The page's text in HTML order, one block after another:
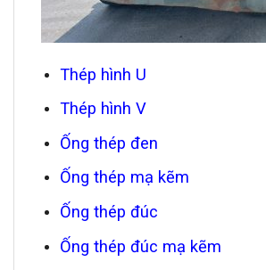
Thép hình U
Thép hình V
Ống thép đen
Ống thép mạ kẽm
Ống thép đúc
Ống thép đúc mạ kẽm